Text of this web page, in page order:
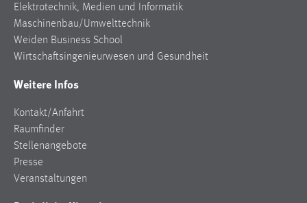
Elektrotechnik, Medien und Informatik
Maschinenbau/Umwelttechnik
Weiden Business School
Wirtschaftsingenieurwesen und Gesundheit
Weitere Infos
Kontakt/Anfahrt
Raumfinder
Stellenangebote
Presse
Veranstaltungen
Zweck:
Wird benötigt um die Chatfunktion nutzen zu können.
Cookie Laufzeit:
Jahre, MIBEW_UserID = 1 Jahr
Login
Name: